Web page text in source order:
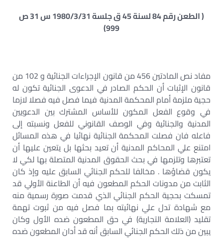
( الطعن رقم 84 لسنة 45 ق جلسة 1980/3/31 س 31 ص
999)
مفاد نص المادتين 456 من قانون الإجراءات الجنائية و 102 من
قانون الإثبات أن الحكم الصادر في الدعوى الجنائية تكون له
حجية ملزمة أمام المحكمة المدنية فيما فصل فيه فصلا لازما
في وقوع الفعل المكون للأساس المشترك بين الدعويين
المدنية والجنائية وفي الوصف القانوني للفعل ونسبته إلى
فاعله فان فصلت المحكمة الجنائية نهائيا في هذه المسائل
امتنع علي المحاكم المدنية أن تعيد بحثها بل يتعين عليها أن
تعتبرها وتلزمها في بحث الحقوق المدنية المتصلة بها لكي لا
يكون قضاؤها . مخالفا للحكم الجنائي السابق عليه وإذ كان
الثابت من مدونات الحكم المطعون فيه أن الطاعنة الأولي قد
تمسكت بحجية الحكم الجنائي الذي قدمت صورة رسمية منه
مع شهادة تدل علي نهائيته بما فصل فيه من ثبوت تهمة
تقليد (العلامة التجارية) في حق المطعون ضده الأول وكان
يبين من ذلك الحكم الجنائي السابق أنه قد أدان المطعون ضده